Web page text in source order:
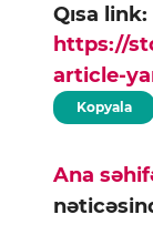
Qısa link:
https://
article-
Kopyala
Ana